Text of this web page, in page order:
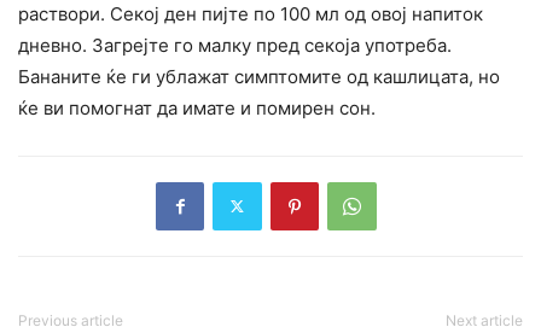
раствори. Секој ден пијте по 100 мл од овој напиток
дневно. Загрејте го малку пред секоја употреба.
Бананите ќе ги ублажат симптомите од кашлицата, но
ќе ви помогнат да имате и помирен сон.
Previous article Next article